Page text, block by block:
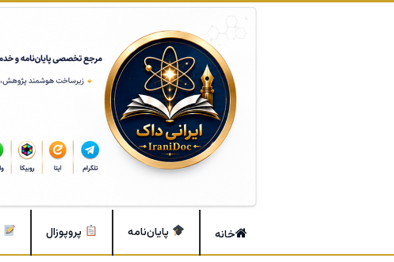
خانه پایان‌نامه پروپوزال